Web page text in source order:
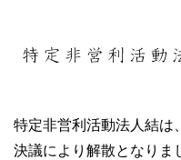
特定非営利活動法人結は
決議により解散となりま